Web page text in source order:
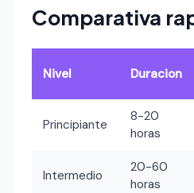
Comparativa
Nivel Duracion
Principiante
8-20
horas
Intermedio
20-60
horas